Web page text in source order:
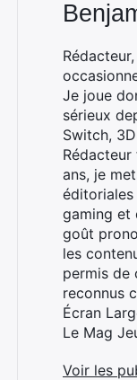
Je joue
sérieux
Switch,
ans, je
éditoriales
gaming et
goût
les
permis de
reconnus
Écran
Le Mag
Voir les
: